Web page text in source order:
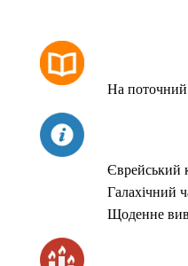
На
Єврейський
Галахічний
Щоденне